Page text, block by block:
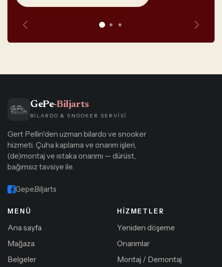
Önceki
GePe-Biljarts
BILARDO & SNOOKER SERVISI
Gert Pellin'den uzman bilardo ve snooker
hizmeti. Çuha kaplama ve onarım işleri,
(de)montaj ve ıstaka onarımı — dürüst,
bağımsız tavsiye ile.
Gepe.Biljarts
MENÜ
Ana sayfa
Mağaza
Belgeler
HIZMETLER
Yeniden döşeme
Onarımlar
Montaj / Demontaj